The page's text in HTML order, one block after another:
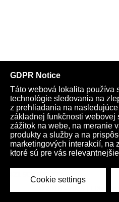
Telegram Youtube
Obchod
TV
Všeobecné podmienky
+421 908 936 277